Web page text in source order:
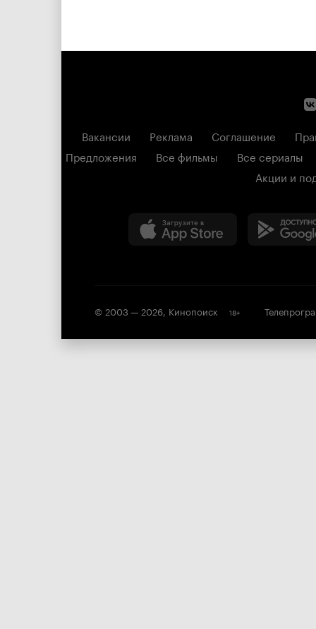
Вакансии Реклама Соглашение
Предложения
Все фильмы
Все сериалы
Акции и
© 2003 — 2026, Кинопоиск 18+